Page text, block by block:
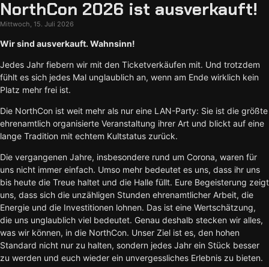
NorthCon 2026 ist ausverkauft!
Mittwoch, 15. Juli 2026
Wir sind ausverkauft. Wahnsinn!
Jedes Jahr fiebern wir mit den Ticketverkäufen mit. Und trotzdem
fühlt es sich jedes Mal unglaublich an, wenn am Ende wirklich kein
Platz mehr frei ist.
Die NorthCon ist weit mehr als nur eine LAN-Party: Sie ist die größte
ehrenamtlich organisierte Veranstaltung ihrer Art und blickt auf eine
lange Tradition mit echtem Kultstatus zurück.
Die vergangenen Jahre, insbesondere rund um Corona, waren für
uns nicht immer einfach. Umso mehr bedeutet es uns, dass ihr uns
bis heute die Treue haltet und die Halle füllt. Eure Begeisterung zeigt
uns, dass sich die unzähligen Stunden ehrenamtlicher Arbeit, die
Energie und die Investitionen lohnen. Das ist eine Wertschätzung,
die uns unglaublich viel bedeutet. Genau deshalb stecken wir alles,
was wir können, in die NorthCon. Unser Ziel ist es, den hohen
Standard nicht nur zu halten, sondern jedes Jahr ein Stück besser
zu werden und euch wieder ein unvergessliches Erlebnis zu bieten.